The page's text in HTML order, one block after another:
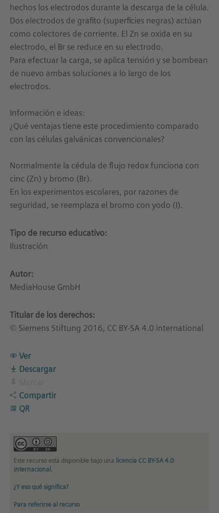
hechos los electrodos durante la descarga de la célula.
Dos electrodos de grafito (superficies negras) actúan
como colectores de corriente. El Zn se oxida en su
electrodo, el Br se reduce en su electrodo.
Para efectuar la carga, se aplica tensión y se bombean
de nuevo ambas soluciones a lo largo de los
electrodos.
Información e ideas:
¿Qué ventajas tiene este procedimiento comparado
con las células galvánicas convencionales?
Normalmente la cédula de flujo redox funciona con
cinc (Zn) y bromo (Br).
En los experimentos escolares, por razones de
seguridad, se reemplaza el bromo con yodo (I).
Tipo de recurso educativo:
Ilustración
Autor:
MediaHouse GmbH
Titular de los derechos:
© Siemens Stiftung 2016, CC BY-SA 4.0 international
Ver
Descargar
Compartir
QR
Este recurso está disponible bajo una licencia CC BY-SA 4.0
internacional .
¿Y eso qué significa?
Para referirse al recurso